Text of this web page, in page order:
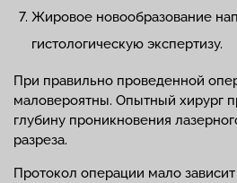
Жировое новообразование
гистологическую экспертизу.
При правильно проведенной
маловероятны. Опытный хирург
глубину проникновения
разреза.
Протокол операции мало зависит